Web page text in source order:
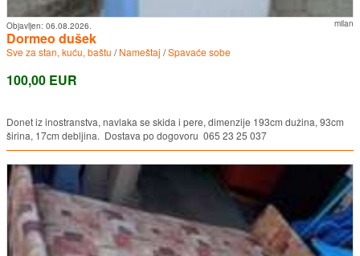
milan
Objavljen: 06.08.2026.
Dormeo dušek
Sve za stan, kuću, baštu /Nameštaj /Spavaće sobe
100,00 EUR
Donet iz inostranstva, navlaka se skida i pere, dimenzije 193cm dužina, 93cm
širina, 17cm debljina. Dostava po dogovoru 065 23 25 037